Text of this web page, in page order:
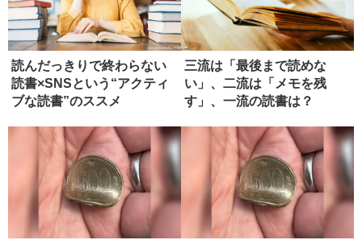
読んだっきりで終わらない
読書×SNSという“アクティ
ブな読書”のススメ
三流は「最後まで読めな
い」、二流は「メモを残
す」、一流の読書は？